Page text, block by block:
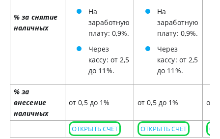
% за снятие
наличных
На
заработную
плату: 0,9%.
Через
кассу: от 2,5
до 11%.
На
заработную
плату: 0,9%.
Через
кассу: от 2,5
до 11%.
% за
внесение
наличных
от 0,5 до 1% от 0,5 до 1% от
ОТКРЫТЬ СЧЕТ ОТКРЫТЬ СЧЕТ